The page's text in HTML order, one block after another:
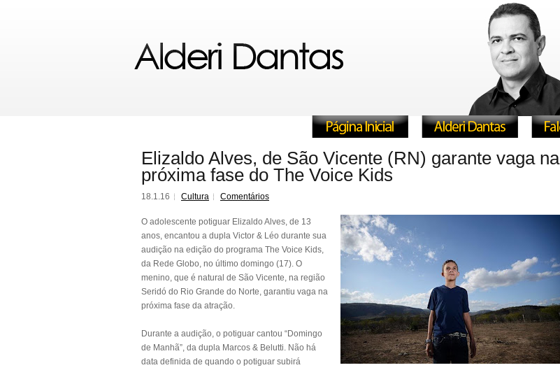
Elizaldo Alves, de São Vicente (RN) garante vaga na
próxima fase do The Voice Kids
18.1.16 Cultura Comentários
O adolescente potiguar Elizaldo Alves, de 13
anos, encantou a dupla Victor & Léo durante sua
audição na edição do programa The Voice Kids,
da Rede Globo, no último domingo (17). O
menino, que é natural de São Vicente, na região
Seridó do Rio Grande do Norte, garantiu vaga na
próxima fase da atração.
Durante a audição, o potiguar cantou “Domingo
de Manhã”, da dupla Marcos & Belutti. Não há
data definida de quando o potiguar subirá